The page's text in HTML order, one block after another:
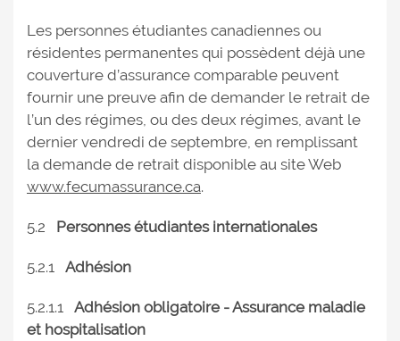
Les personnes étudiantes canadiennes ou
résidentes permanentes qui possèdent déjà une
couverture d’assurance comparable peuvent
fournir une preuve afin de demander le retrait de
l’un des régimes, ou des deux régimes, avant le
dernier vendredi de septembre, en remplissant
la demande de retrait disponible au site Web
www.fecumassurance.ca.
5.2 Personnes étudiantes internationales
5.2.1 Adhésion
5.2.1.1 Adhésion obligatoire - Assurance maladie
et hospitalisation